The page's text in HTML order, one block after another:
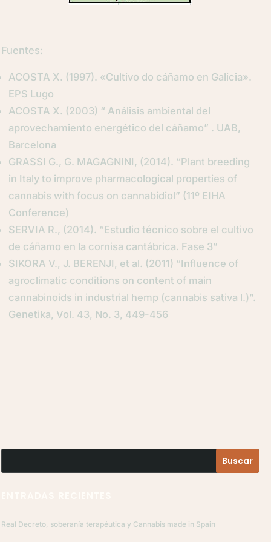
Fuentes:
ACOSTA X. (1997). «Cultivo do cáñamo en Galicia».
EPS Lugo
ACOSTA X. (2003) “ Análisis ambiental del
aprovechamiento energético del cáñamo” . UAB,
Barcelona
GRASSI G., G. MAGAGNINI, (2014). “Plant breeding
in Italy to improve pharmacological properties of
cannabis with focus on cannabidiol” (11º EIHA
Conference)
SERVIA R., (2014). “Estudio técnico sobre el cultivo
de cáñamo en la cornisa cantábrica. Fase 3”
SIKORA V., J. BERENJI, et al. (2011) “Influence of
agroclimatic conditions on content of main
cannabinoids in industrial hemp (cannabis sativa l.)”.
Genetika, Vol. 43, No. 3, 449-456
Real Decreto, soberanía terapéutica y Cannabis made in Spain